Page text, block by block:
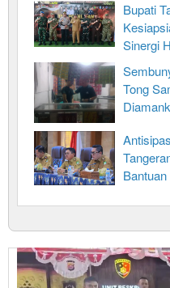
Bupati
Sinergi
Tong